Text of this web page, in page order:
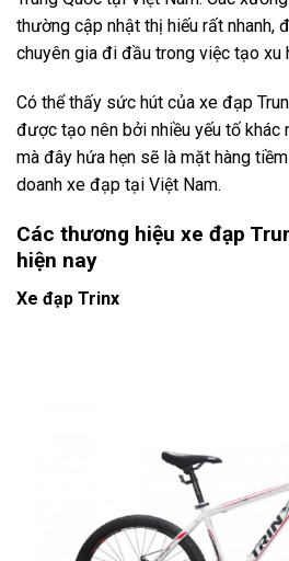
thường cập nhật thị hiếu rất nhanh,
chuyên gia đi đầu trong việc tạo xu
Có thể thấy sức hút của xe đạp
được tạo nên bởi nhiều yếu tố khác
mà đây hứa hẹn sẽ là mặt hàng
doanh xe đạp tại Việt Nam.
Các thương hiệu xe đạp
hiện nay
Xe đạp Trinx